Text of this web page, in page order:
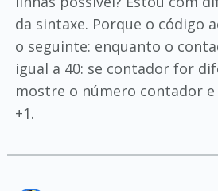
da sintaxe. Porque o código
o seguinte: enquanto o
igual a 40: se contador for
mostre o número contador
+1.